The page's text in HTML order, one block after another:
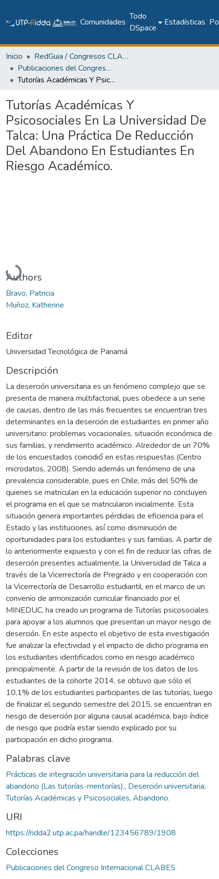
Comunidades
Todo
DSpace
Estadísticas
Inicio
RedGuia / Congresos CLABES
Publicaciones del Congreso Internacional CLABES
Tutorías Académicas Y Psicosociales En La Universidad De Talca: Una Práctica De Reducción Del Abandono En Estudiantes En Riesgo Académico.
Tutorías Académicas Y
Psicosociales En La Universidad De
Talca: Una Práctica De Reducción
Del Abandono En Estudiantes En
Riesgo Académico.
Cargando...
Authors
Bravo, Patricia
Muñoz, Katherine
Editor
Universidad Tecnológica de Panamá
Descripción
La deserción universitaria es un fenómeno complejo que se
presenta de manera multifactorial, pues obedece a un serie
de causas, dentro de las más frecuentes se encuentran tres
determinantes en la deserción de estudiantes en primer año
universitario: problemas vocacionales, situación económica de
sus familias, y rendimiento académico. Alrededor de un 70%
de los encuestados coincidió́ en estas respuestas (Centro
microdatos, 2008). Siendo además un fenómeno de una
prevalencia considerable, pues en Chile, más del 50% de
quienes se matriculan en la educación superior no concluyen
el programa en el que se matricularon inicialmente. Esta
situación genera importantes pérdidas de eficiencia para el
Estado y las instituciones, así́ como disminución de
oportunidades para los estudiantes y sus familias. A partir de
lo anteriormente expuesto y con el fin de reducir las cifras de
deserción presentes actualmente, la Universidad de Talca a
través de la Vicerrectoría de Pregrado y en cooperación con
la Vicerrectoría de Desarrollo estudiantil, en el marco de un
convenio de armonización curricular financiado por el
MINEDUC, ha creado un programa de Tutorías psicosociales
para apoyar a los alumnos que presentan un mayor riesgo de
deserción. En este aspecto el objetivo de esta investigación
fue analizar la efectividad y el impacto de dicho programa en
los estudiantes identificados como en riesgo académico
principalmente. A partir de la revisión de los datos de los
estudiantes de la cohorte 2014, se obtuvo que sólo el
10,1% de los estudiantes participantes de las tutorías, luego
de finalizar el segundo semestre del 2015, se encuentran en
riesgo de deserción por alguna causal académica, bajo índice
de riesgo que podría estar siendo explicado por su
participación en dicho programa.
Palabras clave
Prácticas de integración universitaria para la reducción del
abandono (Las tutorías-mentorías)., Deserción universitaria,
Tutorías Académicas y Psicosociales, Abandono.
URI
https://ridda2.utp.ac.pa/handle/123456789/1908
Colecciones
Publicaciones del Congreso Internacional CLABES